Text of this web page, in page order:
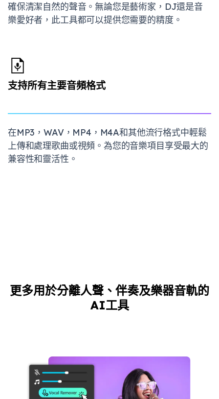
確保清潔自然的聲音。無論您是藝術家，DJ還是音
樂愛好者，此工具都可以提供您需要的精度。
支持所有主要音頻格式
在MP3，WAV，MP4，M4A和其他流行格式中輕鬆
上傳和處理歌曲或視頻。為您的音樂項目享受最大的
兼容性和靈活性。
更多用於分離人聲、伴奏及樂器音軌的
AI工具